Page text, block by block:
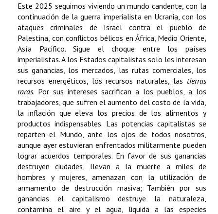
Este 2025 seguimos viviendo un mundo candente, con la
continuación de la guerra imperialista en Ucrania, con los
ataques criminales de Israel contra el pueblo de
Palestina, con conflictos bélicos en África, Medio Oriente,
Asía Pacifico. Sigue el choque entre los países
imperialistas. A los Estados capitalistas solo les interesan
sus ganancias, los mercados, las rutas comerciales, los
recursos energéticos, los recursos naturales, las tierras
raras. Por sus intereses sacrifican a los pueblos, a los
trabajadores, que sufren el aumento del costo de la vida,
la inflación que eleva los precios de los alimentos y
productos indispensables. Las potencias capitalistas se
reparten el Mundo, ante los ojos de todos nosotros,
aunque ayer estuvieran enfrentados militarmente pueden
lograr acuerdos temporales. En favor de sus ganancias
destruyen ciudades, llevan a la muerte a miles de
hombres y mujeres, amenazan con la utilización de
armamento de destrucción masiva; También por sus
ganancias el capitalismo destruye la naturaleza,
contamina el aire y el agua, liquida a las especies